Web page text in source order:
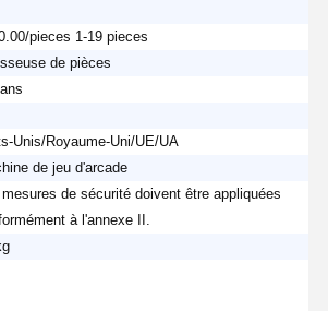
pieces 1-19 pieces
de pièces
Unis/Royaume-Uni/UE/UA
de jeu d'arcade
mesures de sécurité doivent être appliquées
à l'annexe II.